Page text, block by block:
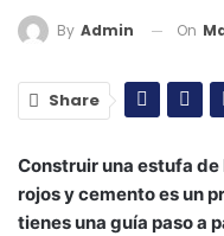
By Admin On
Share
Construir una estufa
rojos y cemento es un
tienes una guía paso a